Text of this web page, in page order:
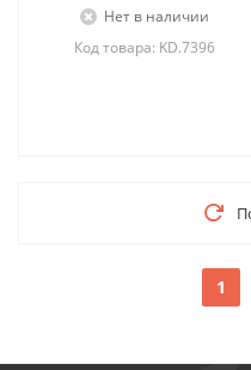
Нет в наличии
Код товара: KD.7396
1